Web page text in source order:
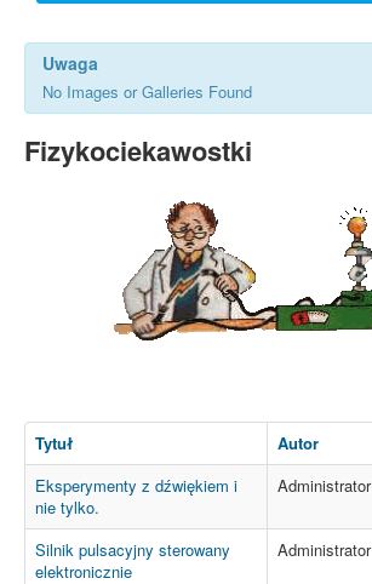
Uwaga
No Images or Galleries Found
Fizykociekawostki
Tytuł Autor
Eksperymenty z dźwiękiem i
nie tylko.
Administrator
Silnik pulsacyjny sterowany
elektronicznie
Administrator